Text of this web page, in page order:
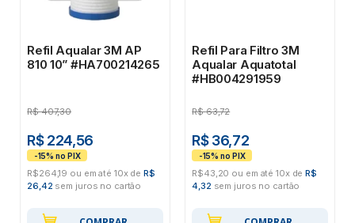
Refil Aqualar 3M AP
810 10” #HA700214265
R$ 407,30
R$ 224,56
R$264,19 ou em até 10x deR$
26,42 sem juros no cartão
Refil Para Filtro 3M
Aqualar Aquatotal
#HB004291959
R$ 63,72
R$ 36,72
R$43,20 ou em até 10x deR$
4,32 sem juros no cartão